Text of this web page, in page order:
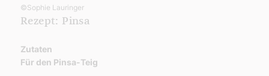
©Sophie Lauringer
Rezept: Pinsa
Zutaten
Für den Pinsa-Teig